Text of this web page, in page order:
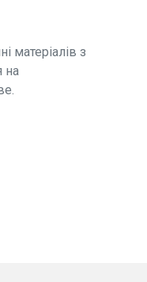
матеріалів з
на